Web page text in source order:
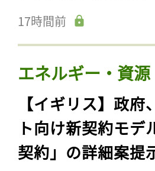
17時間前
エネルギー・資源
【イギリス】政
ト向け新契約モデ
契約」の詳細案提